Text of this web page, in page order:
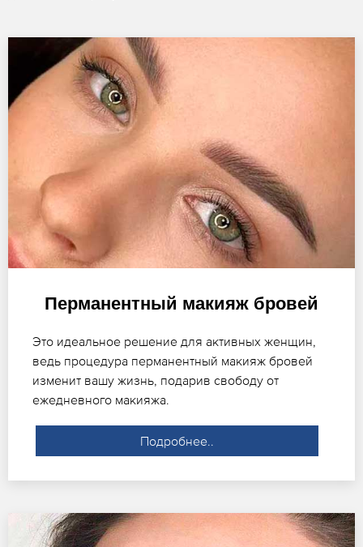
Перманентный макияж бровей
Это идеальное решение для активных женщин,
ведь процедура перманентный макияж бровей
изменит вашу жизнь, подарив свободу от
ежедневного макияжа.
Подробнее..